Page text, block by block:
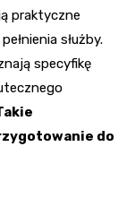
praktyczne
służby.
specyfikę
do